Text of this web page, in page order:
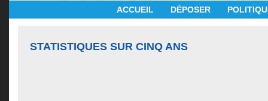
ACCUEIL DÉPOSER
STATISTIQUES SUR CINQ ANS